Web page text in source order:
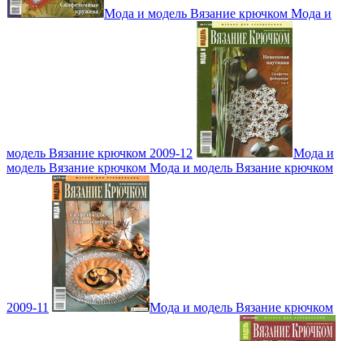
Мода и модель Вязание крючком Мода и
модель Вязание крючком 2009-12
Мода и
модель Вязание крючком Мода и модель Вязание крючком
2009-11 Мода и модель Вязание крючком